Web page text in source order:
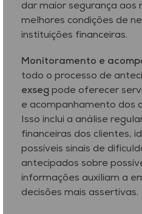
dar maior segurança aos
melhores condições de
instituições financeiras.
Monitoramento e
todo o processo de
exseg pode oferecer
e acompanhamento dos
Isso inclui a análise
financeiras dos clientes,
possíveis sinais de
antecipados sobre
informações auxiliam a
decisões mais assertivas.